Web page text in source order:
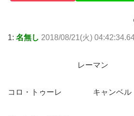
1: 名無し 2018/08/21(火)
レーマン
コロ・トゥーレ キャンベル